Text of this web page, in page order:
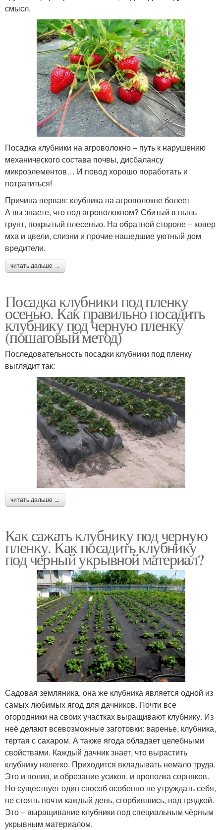
смысл.
Посадка клубники на агроволокно – путь к нарушению
механического состава почвы, дисбалансу
микроэлементов… И повод хорошо поработать и
потратиться!
Причина первая: клубника на агроволокне болеет
А вы знаете, что под агроволокном? Сбитый в пыль
грунт, покрытый плесенью. На обратной стороне – ковер
мха и цвели, слизни и прочие нашедшие уютный дом
вредители.
читать дальше →
Посадка клубники под пленку
осенью. Как правильно посадить
клубнику под черную пленку
(пошаговый метод)
Последовательность посадки клубники под пленку
выглядит так:
читать дальше →
Как сажать клубнику под черную
пленку. Как посадить клубнику
под черный укрывной материал?
Садовая земляника, она же клубника является одной из
самых любимых ягод для дачников. Почти все
огородники на своих участках выращивают клубнику. Из
неё делают всевозможные заготовки: варенье, клубника,
тертая с сахаром. А также ягода обладает целебными
свойствами. Каждый дачник знает, что вырастить
клубнику нелегко. Приходится вкладывать немало труда.
Это и полив, и обрезание усиков, и прополка сорняков.
Но существует один способ особенно не утруждать себя,
не стоять почти каждый день, сгорбившись, над грядкой.
Это – выращивание клубники под специальным чёрным
укрывным материалом.